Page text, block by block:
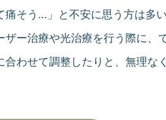
痛そう…」と不安に思う方は多い
ザー治療や光治療を行う際に、
合わせて調整したりと、無理